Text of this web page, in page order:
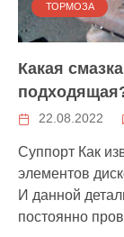
ТОРМОЗА
Какая
22.08.2022
Суппорт Как
элементов
И данной
постоянно